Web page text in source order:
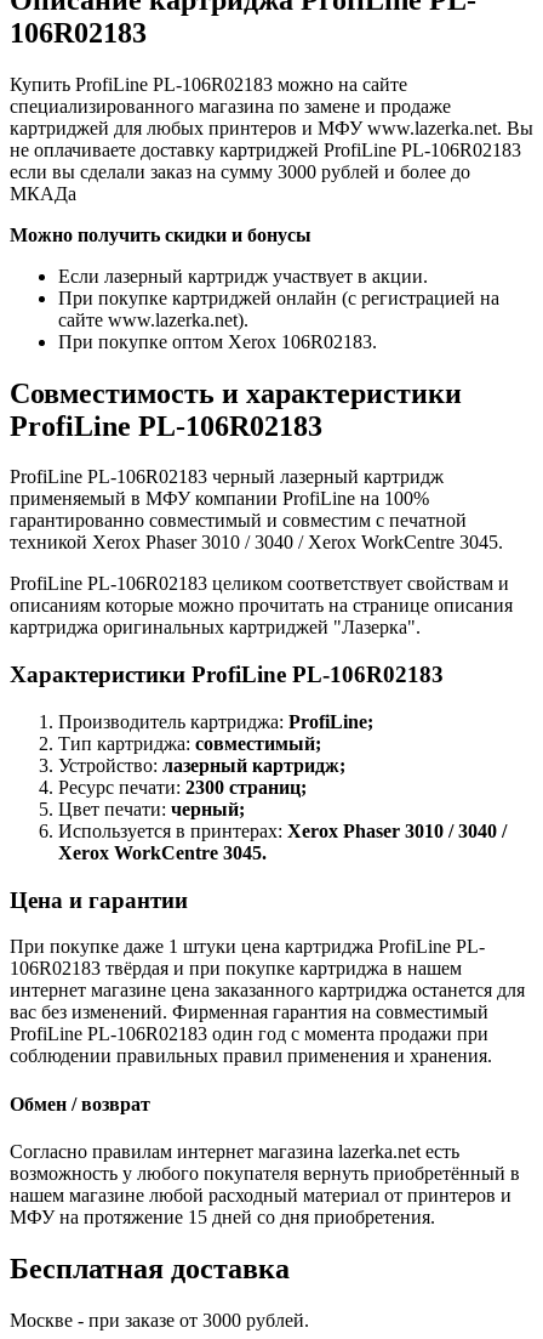
106R02183
Купить ProfiLine PL-106R02183 можно на сайте
специализированного магазина по замене и продаже
картриджей для любых принтеров и МФУ www.lazerka.net. Вы
не оплачиваете доставку картриджей ProfiLine PL-106R02183
если вы сделали заказ на сумму 3000 рублей и более до
МКАДа
Можно получить скидки и бонусы
Если лазерный картридж участвует в акции.
При покупке картриджей онлайн (с регистрацией на
сайте www.lazerka.net).
При покупке оптом Xerox 106R02183.
Совместимость и характеристики
ProfiLine PL-106R02183
ProfiLine PL-106R02183 черный лазерный картридж
применяемый в МФУ компании ProfiLine на 100%
гарантированно совместимый и совместим с печатной
техникой Xerox Phaser 3010 / 3040 / Xerox WorkCentre 3045.
ProfiLine PL-106R02183 целиком соответствует свойствам и
описаниям которые можно прочитать на странице описания
картриджа оригинальных картриджей "Лазерка".
Характеристики ProfiLine PL-106R02183
Производитель картриджа: ProfiLine;
Тип картриджа: совместимый;
Устройство: лазерный картридж;
Ресурс печати: 2300 страниц;
Цвет печати: черный;
Используется в принтерах: Xerox Phaser 3010 / 3040 /
Xerox WorkCentre 3045.
Цена и гарантии
При покупке даже 1 штуки цена картриджа ProfiLine PL-
106R02183 твёрдая и при покупке картриджа в нашем
интернет магазине цена заказанного картриджа останется для
вас без изменений. Фирменная гарантия на совместимый
ProfiLine PL-106R02183 один год с момента продажи при
соблюдении правильных правил применения и хранения.
Обмен / возврат
Согласно правилам интернет магазина lazerka.net есть
возможность у любого покупателя вернуть приобретённый в
нашем магазине любой расходный материал от принтеров и
МФУ на протяжение 15 дней со дня приобретения.
Бесплатная доставка
Москве - при заказе от 3000 рублей.